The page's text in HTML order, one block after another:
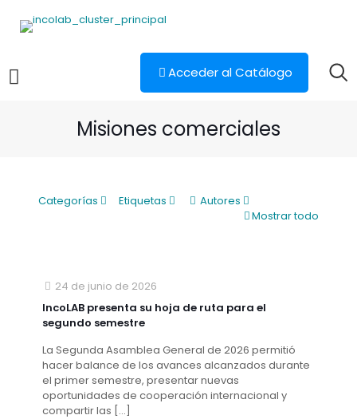
Acceder al Catálogo
Misiones comerciales
Categorías Etiquetas
Autores
Mostrar todo
24 de junio de 2026
IncoLAB presenta su hoja de ruta para el
segundo semestre
La Segunda Asamblea General de 2026 permitió
hacer balance de los avances alcanzados durante
el primer semestre, presentar nuevas
oportunidades de cooperación internacional y
compartir las […]